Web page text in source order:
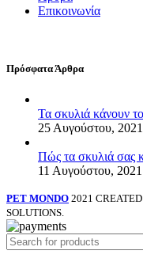
Επικοινωνία
Πρόσφατα Άρθρα
Τα σκυλιά κάνουν
25 Αυγούστου, 2021
Πώς τα σκυλιά σας
11 Αυγούστου, 2021
PET MONDO 2021
SOLUTIONS.